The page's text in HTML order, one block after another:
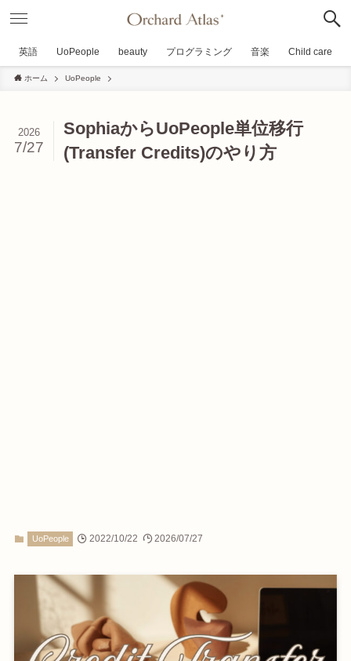
英語 UoPeople beauty プログラミング 音楽 Child care
ホーム UoPeople
SophiaからUoPeople単位移行
(Transfer Credits)のやり方
2026
7/27
UoPeople 2022/10/22 2026/07/27